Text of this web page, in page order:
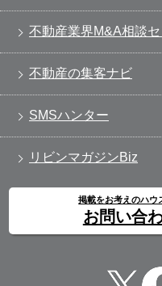
不動産業界M&A相談
不動産の集客ナビ
SMSハンター
リビンマガジンBiz
掲載をお考えのハウ
お問い合